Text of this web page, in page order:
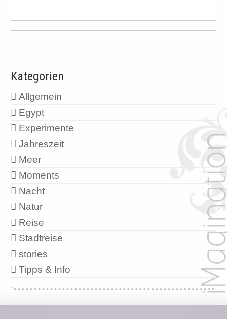
Kategorien
Allgemein
Egypt
Experimente
Jahreszeit
Meer
Moments
Nacht
Natur
Reise
Stadtreise
stories
Tipps & Info